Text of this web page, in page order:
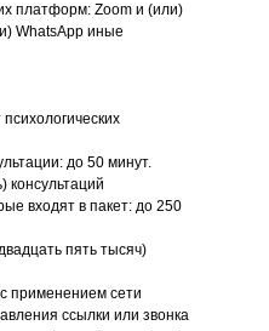
платформ: Zoom и (или)
WhatsApp иные
до 50 минут.
консультаций
входят в пакет: до 250
пять тысяч)
с применением сети
ссылки или звонка